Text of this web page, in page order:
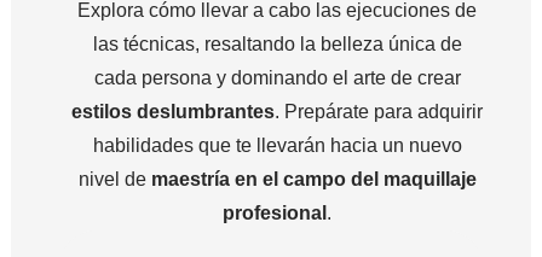
Explora cómo llevar a cabo las ejecuciones de
las técnicas, resaltando la belleza única de
cada persona y dominando el arte de crear
estilos deslumbrantes. Prepárate para adquirir
habilidades que te llevarán hacia un nuevo
nivel de maestría en el campo del maquillaje
profesional .